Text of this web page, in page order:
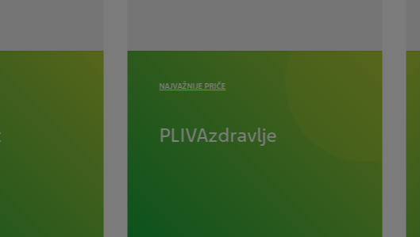
NAJVAŽNIJE PRIČE
PLIVAzdravlje